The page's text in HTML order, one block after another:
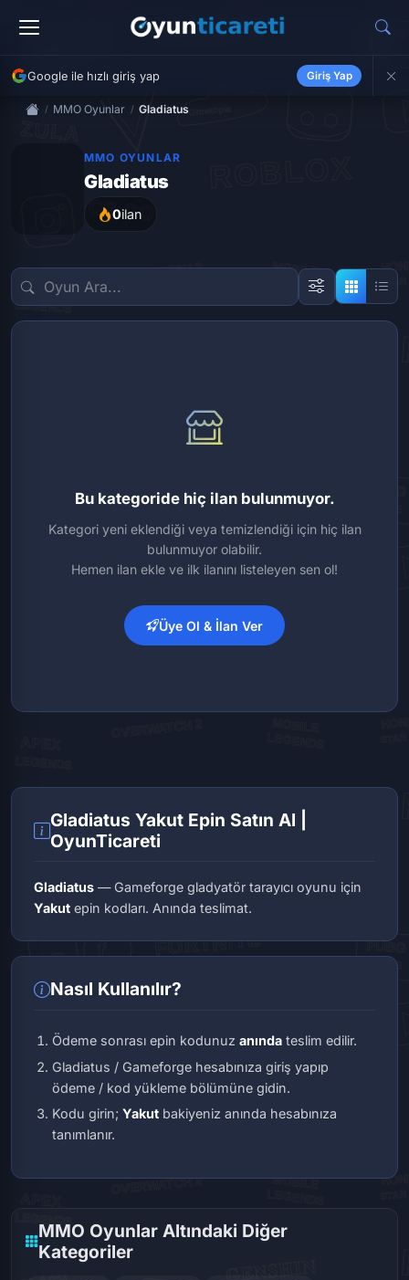
Google ile hızlı giriş yap Giriş Yap
MMO Oyunlar Gladiatus
MMO OYUNLAR
Gladiatus
0ilan
Bu kategoride hiç ilan bulunmuyor.
Kategori yeni eklendiği veya temizlendiği için hiç ilan
bulunmuyor olabilir.
Hemen ilan ekle ve ilk ilanını listeleyen sen ol!
Üye Ol & İlan Ver
Gladiatus Yakut Epin Satın Al |
OyunTicareti
Gladiatus — Gameforge gladyatör tarayıcı oyunu için
Yakut epin kodları. Anında teslimat.
Nasıl Kullanılır?
Ödeme sonrası epin kodunuz anında teslim edilir.
Gladiatus / Gameforge hesabınıza giriş yapıp
ödeme / kod yükleme bölümüne gidin.
Kodu girin; Yakut bakiyeniz anında hesabınıza
tanımlanır.
MMO Oyunlar Altındaki Diğer
Kategoriler